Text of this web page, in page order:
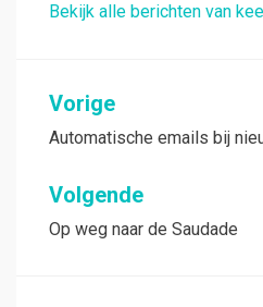
Bekijk alle berichten van
Bericht
navigatie
Vorige
Automatische emails bij
Volgende
Op weg naar de Saudade